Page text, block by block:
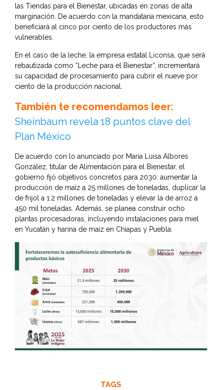
las Tiendas para el Bienestar, ubicadas en zonas de alta
marginación. De acuerdo con la mandataria mexicana, esto
beneficiará al cinco por ciento de los productores más
vulnerables.
En el caso de la leche, la empresa estatal Liconsa, que será
rebautizada como “Leche para el Bienestar”, incrementará
su capacidad de procesamiento para cubrir el nueve por
ciento de la producción nacional.
También te recomendamos leer:
Sheinbaum revela 18 puntos clave del
Plan México
De acuerdo con lo anunciado por María Luisa Albores
González, titular de Alimentación para el Bienestar, el
gobierno fijó objetivos concretos para 2030: aumentar la
producción de maíz a 25 millones de toneladas, duplicar la
de frijol a 1.2 millones de toneladas y elevar la de arroz a
450 mil toneladas. Además, se planea construir ocho
plantas procesadoras, incluyendo instalaciones para miel
en Yucatán y harina de maíz en Chiapas y Puebla.
TAGS